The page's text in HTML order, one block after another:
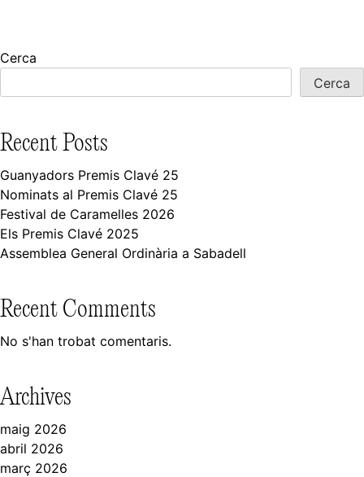
Cerca
Cerca
Recent Posts
Guanyadors Premis Clavé 25
Nominats al Premis Clavé 25
Festival de Caramelles 2026
Els Premis Clavé 2025
Assemblea General Ordinària a Sabadell
Recent Comments
No s'han trobat comentaris.
Archives
maig 2026
abril 2026
març 2026